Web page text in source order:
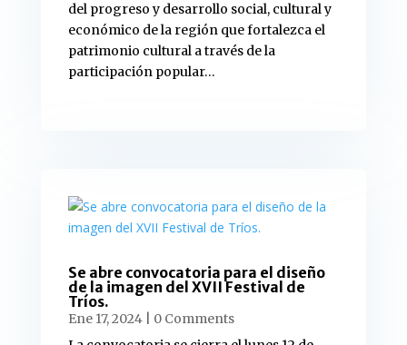
del progreso y desarrollo social, cultural y
económico de la región que fortalezca el
patrimonio cultural a través de la
participación popular…
Se abre convocatoria para el diseño
de la imagen del XVII Festival de
Tríos.
Ene 17, 2024| 0 Comments